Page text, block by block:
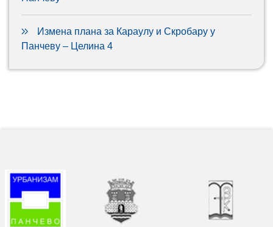
Измена плана за Караулу и Скробару у
Панчеву – Целина 4